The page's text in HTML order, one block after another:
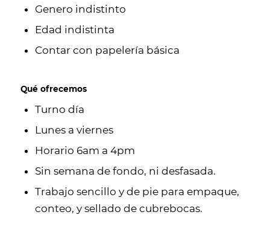
Genero indistinto
Edad indistinta
Contar con papelería básica
Qué ofrecemos
Turno día
Lunes a viernes
Horario 6am a 4pm
Sin semana de fondo, ni desfasada.
Trabajo sencillo y de pie para empaque,
conteo, y sellado de cubrebocas.